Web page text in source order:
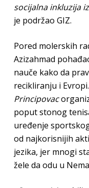
socijalna inkluzija
je podržao GIZ.
Pored molerskih
Azizahmad
nauče kako da
recikliranju i
Principovac
poput stonog
uređenje
od najkorisnijih
jezika, jer mnogi
žele da odu u